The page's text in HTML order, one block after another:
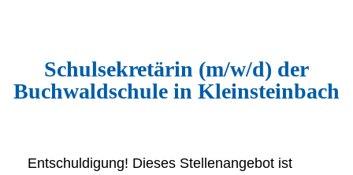
Schulsekretärin (m/w/d) der
Buchwaldschule in Kleinsteinbach
Entschuldigung! Dieses Stellenangebot ist